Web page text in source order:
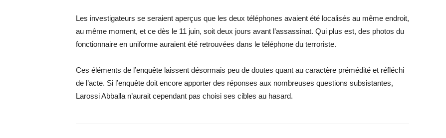
Les investigateurs se seraient aperçus que les deux téléphones avaient été localisés au même endroit,
au même moment, et ce dès le 11 juin, soit deux jours avant l’assassinat. Qui plus est, des photos du
fonctionnaire en uniforme auraient été retrouvées dans le téléphone du terroriste.
Ces éléments de l’enquête laissent désormais peu de doutes quant au caractère prémédité et réfléchi
de l’acte. Si l’enquête doit encore apporter des réponses aux nombreuses questions subsistantes,
Larossi Abballa n’aurait cependant pas choisi ses cibles au hasard.